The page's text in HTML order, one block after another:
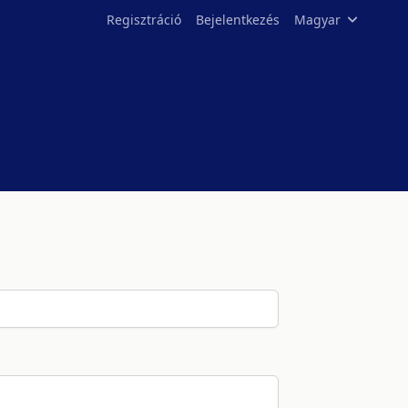
Regisztráció Bejelentkezés Magyar